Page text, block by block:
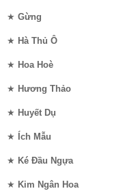
★ Gừng
★ Hà Thủ Ô
★ Hoa Hoè
★ Hương Thảo
★ Huyết Dụ
★ Ích Mẫu
★ Ké Đầu Ngựa
★ Kim Ngân Hoa